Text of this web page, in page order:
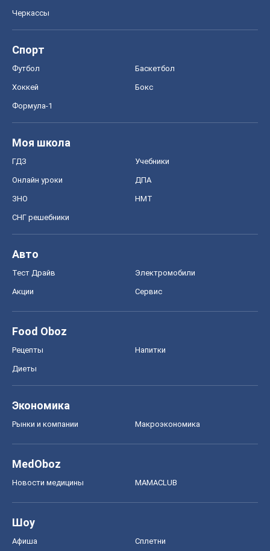
Черкассы
Спорт
Футбол Баскетбол
Хоккей Бокс
Формула-1
Моя школа
ГДЗ Учебники
Онлайн уроки ДПА
ЗНО НМТ
СНГ решебники
Авто
Тест Драйв Электромобили
Акции Сервис
Food Oboz
Рецепты Напитки
Диеты
Экономика
Рынки и компании Mакроэкономика
MedOboz
Новости медицины MAMACLUB
Шоу
Афиша Сплетни